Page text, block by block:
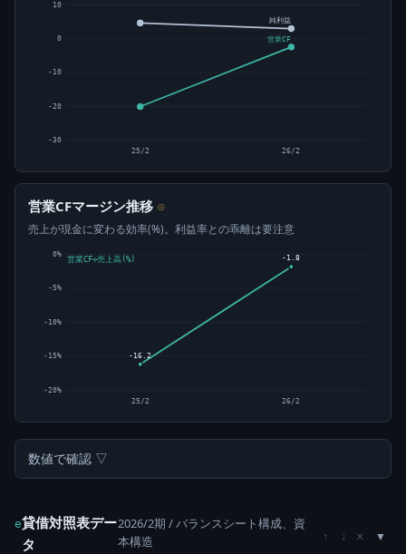
-30
-20
-10
0
10
営業CF
純利益
25/2 26/2
営業CFマージン推移 ⊙
売上が現金に変わる効率(%)。利益率との乖離は要注意
-20%
-15%
-10%
-5%
0%
-16.2
25/2
-1.8
26/2
営業CF÷売上高(%)
数値で確認 ▽
e貸借対照表デー
タ
2026/2期 / バランスシート構成、資
本構造
↑ ↓ ×